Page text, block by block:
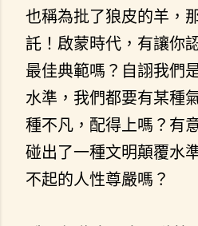
也稱為批了狼皮的羊，
託！啟蒙時代，有讓你
最佳典範嗎？自詡我們
水準，我們都要有某種
種不凡，配得上嗎？有
碰出了一種文明顛覆水
不起的人性尊嚴嗎？